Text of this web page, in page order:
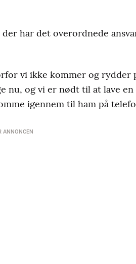
har det overordnede
vi ikke kommer og rydder
nu, og vi er nødt til at lave en
igennem til ham på
ANNONCEN